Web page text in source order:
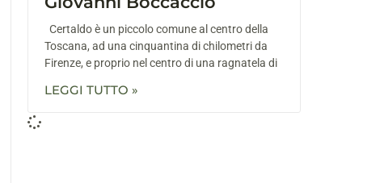
Certaldo è un piccolo comune al centro della
Toscana, ad una cinquantina di chilometri da
Firenze, e proprio nel centro di una ragnatela di
LEGGI TUTTO »